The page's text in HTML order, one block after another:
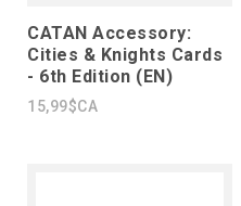
CATAN Accessory:
Cities & Knights Cards
- 6th Edition (EN)
15,99$CA